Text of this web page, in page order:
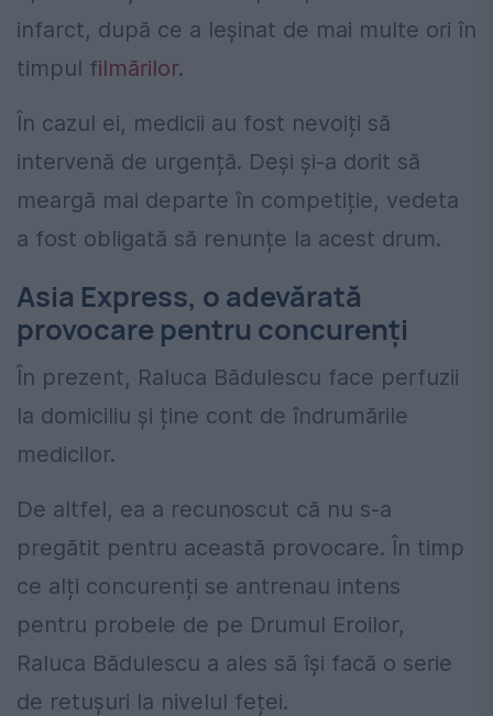
infarct, după ce a leșinat de mai multe ori în
timpul filmărilor.
În cazul ei, medicii au fost nevoiți să
intervenă de urgență. Deși și-a dorit să
meargă mai departe în competiție, vedeta
a fost obligată să renunțe la acest drum.
Asia Express, o adevărată
provocare pentru concurenți
În prezent, Raluca Bădulescu face perfuzii
la domiciliu și ține cont de îndrumările
medicilor.
De altfel, ea a recunoscut că nu s-a
pregătit pentru această provocare. În timp
ce alți concurenți se antrenau intens
pentru probele de pe Drumul Eroilor,
Raluca Bădulescu a ales să își facă o serie
de retușuri la nivelul feței.